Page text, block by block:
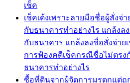
เช็ค
เช็คเด้งเพราะลายมือชื่อผู้สั่งจ่
กับธนาคารทำอย่างไร แกล้งล
กับธนาคาร แกล้งลงชื่อสั่งจ่า
การฟ้องคดีเช็คกรณีชื่อไม่ตรง
ธนาคารทำอย่างไร
ซื้อที่ดินจากผู้จัดการมรดกแต่ถู